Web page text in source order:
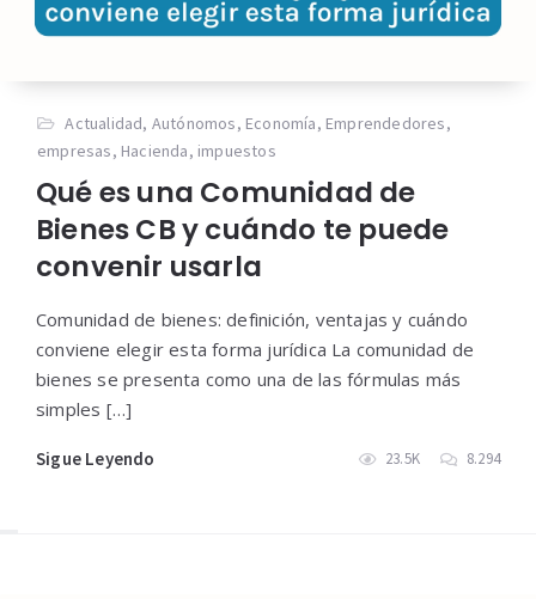
Actualidad, Autónomos, Economía, Emprendedores,
empresas, Hacienda, impuestos
Qué es una Comunidad de
Bienes CB y cuándo te puede
convenir usarla
Comunidad de bienes: definición, ventajas y cuándo
conviene elegir esta forma jurídica La comunidad de
bienes se presenta como una de las fórmulas más
simples […]
Sigue Leyendo 23.5K 8.294